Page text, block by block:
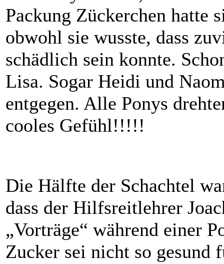
Packung Zückerchen hatte
obwohl sie wusste, dass
schädlich sein konnte.
Lisa. Sogar Heidi und
entgegen. Alle Ponys
cooles Gefühl!!!!!
Die Hälfte der Schachtel
dass der Hilfsreitlehrer
„Vorträge“ während einer
Zucker sei nicht so gesund